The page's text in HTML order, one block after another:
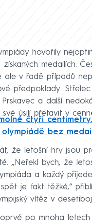
hovořily
medailích.
ale v řadě případů
předpoklady. Střelec
Prskavec a další
úsilí přetavit v
čtyři
bez
že letošní hry jsou
„Neřekl bych, že
a každý
je fakt těžké,“
vítěz v
po mnoha letech